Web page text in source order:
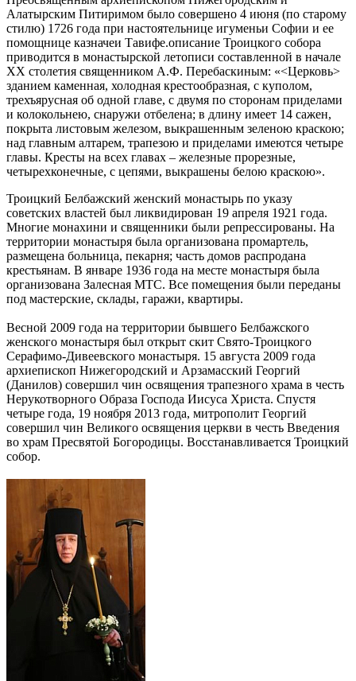
Алатырским Питиримом было совершено 4 июня (по старому
стилю) 1726 года при настоятельнице игуменьи Софии и ее
помощнице казначеи Тавифе.описание Троицкого собора
приводится в монастырской летописи составленной в начале
XX столетия священником А.Ф. Перебаскиным: «<Церковь>
зданием каменная, холодная крестообразная, с куполом,
трехъярусная об одной главе, с двумя по сторонам приделами
и колокольнею, снаружи отбелена; в длину имеет 14 сажен,
покрыта листовым железом, выкрашенным зеленою краскою;
над главным алтарем, трапезою и приделами имеются четыре
главы. Кресты на всех главах – железные прорезные,
четырехконечные, с цепями, выкрашены белою краскою».
Троицкий Белбажский женский монастырь по указу
советских властей был ликвидирован 19 апреля 1921 года.
Многие монахини и священники были репрессированы. На
территории монастыря была организована промартель,
размещена больница, пекарня; часть домов распродана
крестьянам. В январе 1936 года на месте монастыря была
организована Залесная МТС. Все помещения были переданы
под мастерские, склады, гаражи, квартиры.
Весной 2009 года на территории бывшего Белбажского
женского монастыря был открыт скит Свято-Троицкого
Серафимо-Дивеевского монастыря. 15 августа 2009 года
архиепископ Нижегородский и Арзамасский Георгий
(Данилов) совершил чин освящения трапезного храма в честь
Нерукотворного Образа Господа Иисуса Христа. Спустя
четыре года, 19 ноября 2013 года, митрополит Георгий
совершил чин Великого освящения церкви в честь Введения
во храм Пресвятой Богородицы. Восстанавливается Троицкий
собор.